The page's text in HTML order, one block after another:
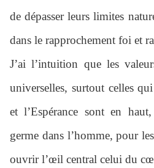
de dépasser leurs limites
dans le rapprochement foi et
J’ai l’intuition que les
universelles, surtout celles
et l’Espérance sont en
germe dans l’homme, pour
ouvrir l’œil central celui du